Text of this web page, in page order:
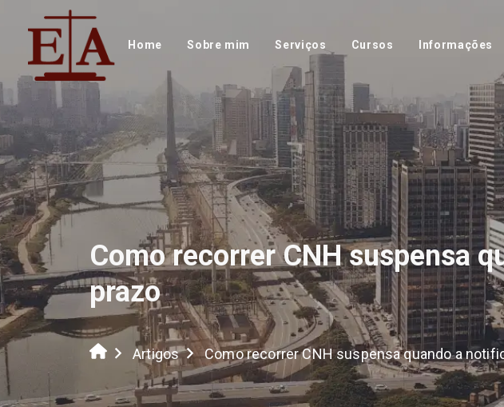
Home Sobre mim Serviços Cursos Informações
Como recorrer CNH suspensa
prazo
Artigos Como recorrer CNH suspensa quando a